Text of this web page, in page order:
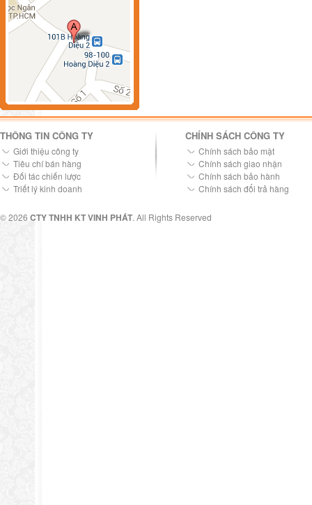
THÔNG TIN CÔNG TY
Giới thiệu công ty
Tiêu chí bán hàng
Đối tác chiến lược
Triết lý kinh doanh
CHÍNH SÁCH CÔNG TY
Chính sách bảo mật
Chính sách giao nhận
Chính sách bảo hành
Chính sách đổi trả hàng
© 2026 CTY TNHH KT VINH PHÁT. All Rights Reserved